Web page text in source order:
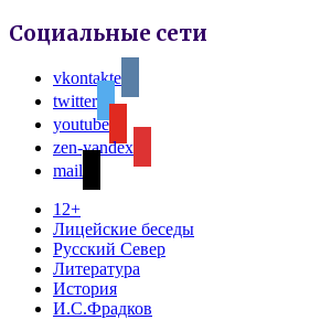
Социальные сети
vkontakte
twitter
youtube
zen-yandex
mail
12+
Лицейские беседы
Русский Север
Литература
История
И.С.Фрадков